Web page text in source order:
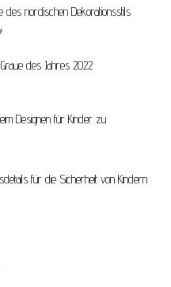
des nordischen Dekorationsstils
des Jahres 2022
Designen für Kinder zu
für die Sicherheit von Kindern